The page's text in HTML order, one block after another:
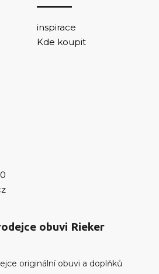
inspirace
Kde koupit
obuvi Rieker
originální obuvi a doplňků